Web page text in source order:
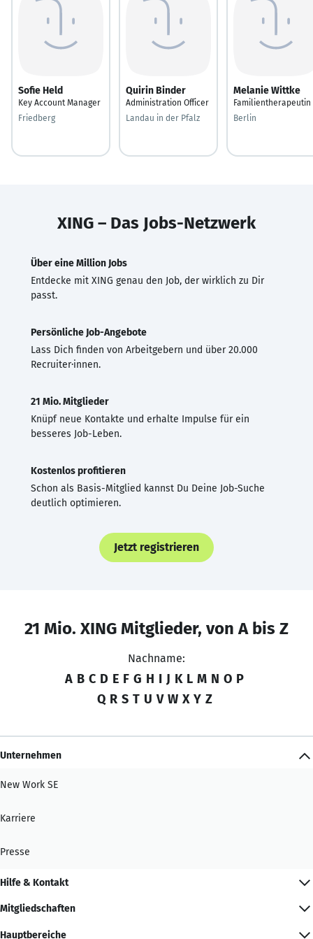
Sofie Held
Key Account Manager
Friedberg
Quirin Binder
Administration Officer
Landau in der Pfalz
Melanie Wittke
Familientherapeutin
Berlin
XING – Das Jobs-Netzwerk
Über eine Million Jobs
Entdecke mit XING genau den Job, der wirklich zu Dir
passt.
Persönliche Job-Angebote
Lass Dich finden von Arbeitgebern und über 20.000
Recruiter·innen.
21 Mio. Mitglieder
Knüpf neue Kontakte und erhalte Impulse für ein
besseres Job-Leben.
Kostenlos profitieren
Schon als Basis-Mitglied kannst Du Deine Job-Suche
deutlich optimieren.
Jetzt registrieren
21 Mio. XING Mitglieder, von A bis Z
Nachname:
A B C D E F G H I J K L M N O P
Q R S T U V W X Y Z
Unternehmen
New Work SE
Karriere
Presse
Hilfe & Kontakt
Mitgliedschaften
Hauptbereiche